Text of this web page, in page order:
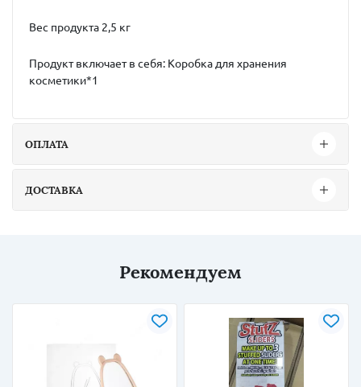
Вес продукта 2,5 кг
Продукт включает в себя: Коробка для хранения
косметики*1
ОПЛАТА
ДОСТАВКА
Рекомендуем